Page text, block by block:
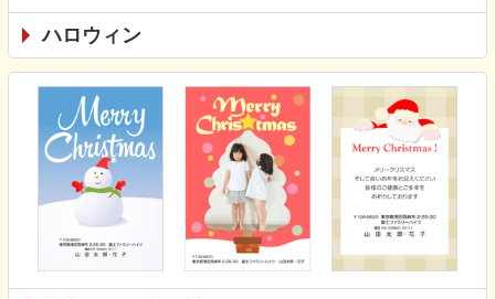
ハロウィン